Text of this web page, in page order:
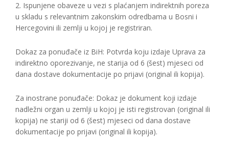
2. Ispunjene obaveze u vezi s plaćanjem indirektnih poreza
u skladu s relevantnim zakonskim odredbama u Bosni i
Hercegovini ili zemlji u kojoj je registriran.
Dokaz za ponuđače iz BiH: Potvrda koju izdaje Uprava za
indirektno oporezivanje, ne starija od 6 (šest) mjeseci od
dana dostave dokumentacije po prijavi (original ili kopija).
Za inostrane ponuđače: Dokaz je dokument koji izdaje
nadležni organ u zemlji u kojoj je isti registrovan (original ili
kopija) ne stariji od 6 (šest) mjeseci od dana dostave
dokumentacije po prijavi (original ili kopija).